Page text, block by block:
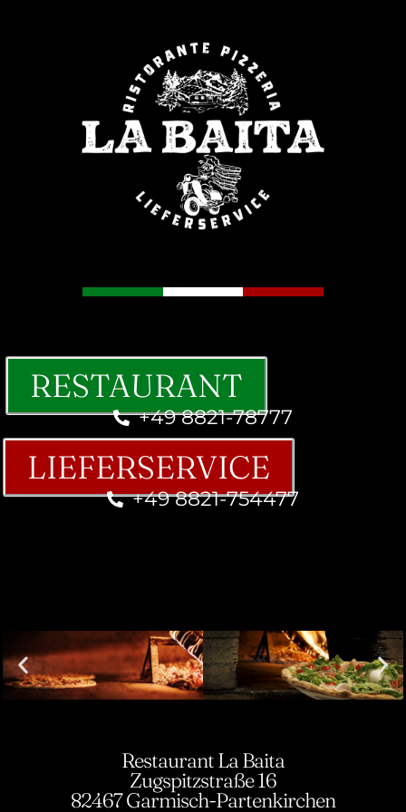
RESTAURANT
+49 8821-78777
LIEFERSERVICE
+49 8821-754477
Restaurant La Baita
Zugspitzstraße 16
82467 Garmisch-Partenkirchen